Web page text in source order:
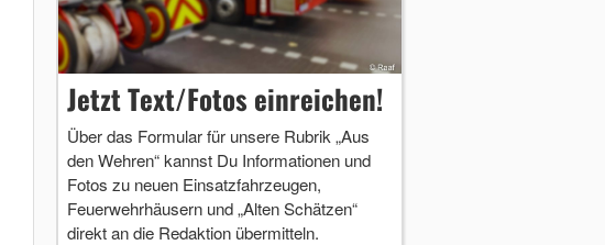
Jetzt Text/Fotos einreichen!
Über das Formular für unsere Rubrik „Aus
den Wehren“ kannst Du Informationen und
Fotos zu neuen Einsatzfahrzeugen,
Feuerwehrhäusern und „Alten Schätzen“
direkt an die Redaktion übermitteln.